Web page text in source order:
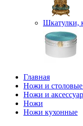
Шкатулки,
Главная
Ножи и
Ножи и
Ножи
Ножи кухонные